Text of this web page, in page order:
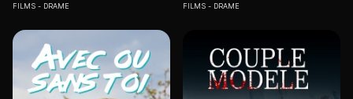
FILMS DRAME FILMS DRAME